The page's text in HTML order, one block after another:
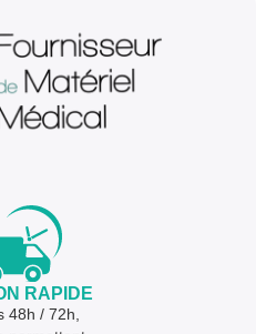
RAPIDE
48h / 72h,